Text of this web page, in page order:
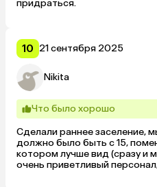
придраться.
10 21 сентября 2025
Nikita
Что было хорошо
Сделали раннее заселение,
должно было быть с 15,
котором лучше вид (сразу и
очень приветливый